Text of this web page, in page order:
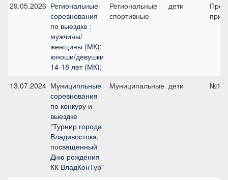
29.05.2026 Региональные
соревнования
по выездке :
мужчины/
женщины (МК);
юноши/девушки
14-18 лет (МК);
Региональные
спортивные
дети
приз
13.07.2024 Муниципльные
соревнования
по конкуру и
выездке
"Турнир города
Владивостока,
посвященный
Дню рождения
КК ВладКонТур"
Муниципальные дети №10,